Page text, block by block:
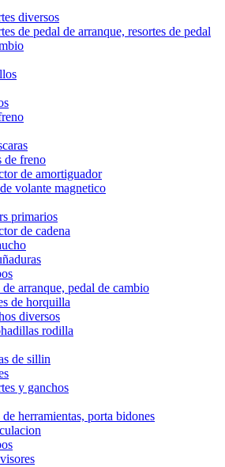
diversos
de pedal de arranque, resortes de pedal
de freno
de amortiguador
volante magnetico
primarios
de cadena
de arranque, pedal de cambio
de horquilla
diversos
rodilla
de sillin
y ganchos
de herramientas, porta bidones